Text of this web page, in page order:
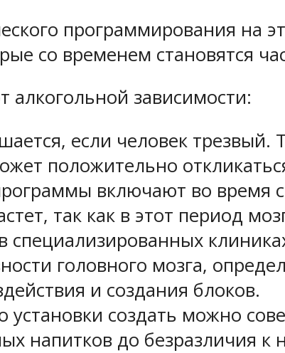
программирования на
со временем становятся
зависимости:
если человек
положительно
включают во время
так как в этот период
специализированных
головного мозга,
и создания блоков.
создать можно
напитков до безразличия